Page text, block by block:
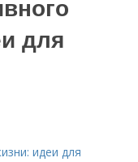
для
идеи для